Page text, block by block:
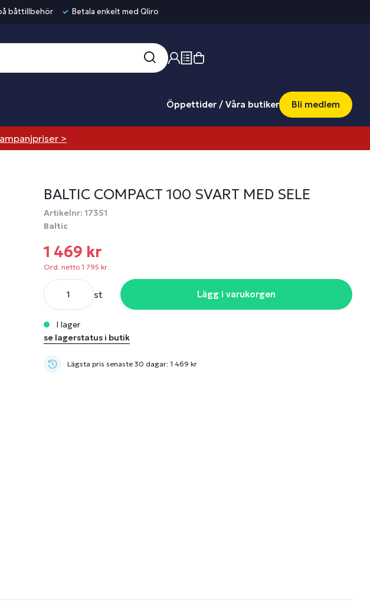
båttillbehör Betala enkelt med Qliro
Öppettider / Våra butiker Bli medlem
>
BALTIC COMPACT 100 SVART MED SELE
Artikelnr: 17351
Baltic
1 469 kr
Ord. netto 1 795 kr
st Lägg i varukorgen
i lager
se lagerstatus i butik
Lägsta pris senaste 30 dagar: 1 469 kr